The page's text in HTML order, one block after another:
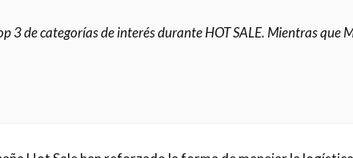
3 de categorías de interés durante HOT SALE. Mientras que